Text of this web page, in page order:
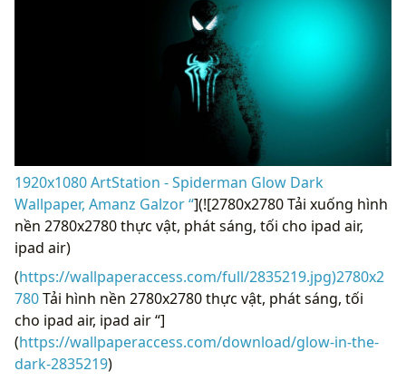
1920x1080 ArtStation - Spiderman Glow Dark
Wallpaper, Amanz Galzor “](![2780x2780 Tải xuống hình
nền 2780x2780 thực vật, phát sáng, tối cho ipad air,
ipad air)
(https://wallpaperaccess.com/full/2835219.jpg)2780x2
780Tải hình nền 2780x2780 thực vật, phát sáng, tối
cho ipad air, ipad air “]
(https://wallpaperaccess.com/download/glow-in-the-
dark-2835219)